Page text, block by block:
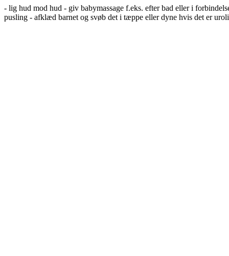
- lig hud mod hud - giv babymassage f.eks. efter bad eller i
pusling - afklæd barnet og svøb det i tæppe eller dyne hvis det er